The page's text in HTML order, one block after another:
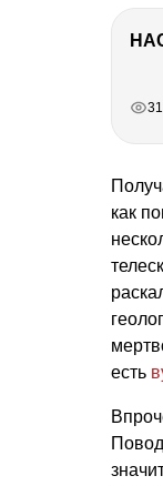
как
есть